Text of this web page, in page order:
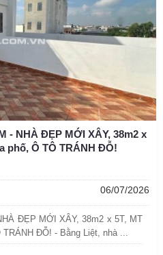
- NHÀ ĐẸP MỚI XÂY, 38m2 x
phố, Ô TÔ TRÁNH ĐỖ!
06/07/2026
ĐẸP MỚI XÂY, 38m2 x 5T, MT
ĐỖ! - Bằng Liệt, nhà ...